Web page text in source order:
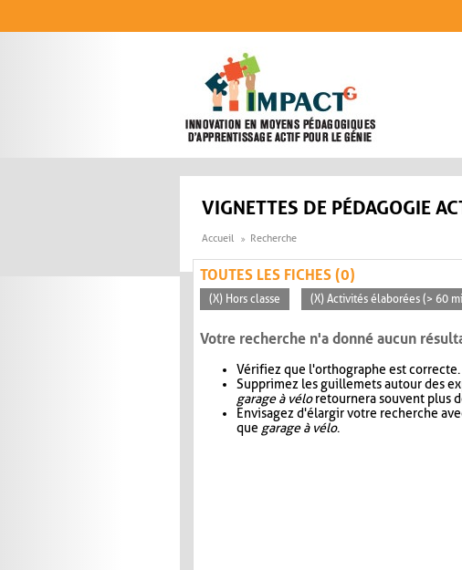
VIGNETTES DE PÉDAGOGIE
Accueil Recherche
TOUTES LES FICHES (0)
(X) Hors classe (X) Activités élaborées (> 60
Votre recherche n'a donné aucun
Vérifiez que l'orthographe est correcte.
Supprimez les guillemets autour des
garage à véloretournera souvent plus
Envisagez d'élargir votre recherche
que garage à vélo.